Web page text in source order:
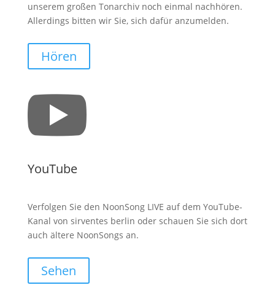
unserem großen Tonarchiv noch einmal nachhören.
Allerdings bitten wir Sie, sich dafür anzumelden.
Hören

YouTube
Verfolgen Sie den NoonSong LIVE auf dem YouTube-
Kanal von sirventes berlin oder schauen Sie sich dort
auch ältere NoonSongs an.
Sehen